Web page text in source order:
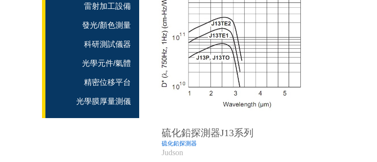
硫化鉛探測器J13系列
硫化鉛探測器
Judson
雷射加工設備
發光/顏色測量
科研測試儀器
光學元件/氣體
精密位移平台
光學膜厚量測儀